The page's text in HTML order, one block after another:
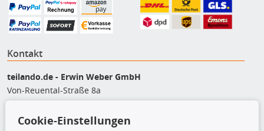
Kontakt
teilando.de - Erwin Weber GmbH
Von-Reuental-Straße 8a
85376 Hetzenhausen
+49 (0) 8165 / 5093200
Cookie-Einstellungen